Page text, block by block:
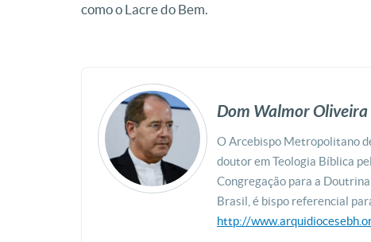
como o Lacre do Bem.
Dom Walmor Oliveira
O Arcebispo Metropolitano
doutor em Teologia Bíblica
Congregação para a
Brasil, é bispo referencial
http://